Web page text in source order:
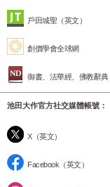
戶田城聖（英文）
創價學會全球網
御書、法華經、佛教辭典
池田大作官方社交媒體帳號：
X（英文）
Facebook（英文）